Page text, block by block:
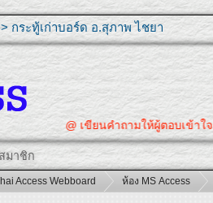
กระทู้เก่าบอร์ด อ.สุภาพ ไชยา
@ เขียนคำถามให้ผู้ตอบเข้าใ
มาชิก
Access Webboard ห้อง MS Access